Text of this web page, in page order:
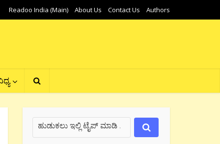
Readoo India (Main) About Us Contact Us Authors